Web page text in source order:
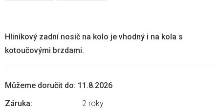
Můžeme doručit do: 11.8.2026
Záruka: 2 roky
Hliníkový zadní nosič na kolo je vhodný i na kola s
kotoučovými brzdami.